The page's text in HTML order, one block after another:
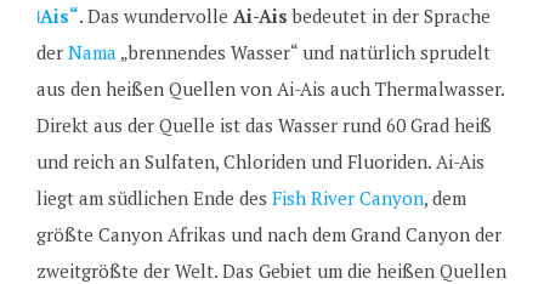
ǀAis“. Das wundervolle Ai-Ais bedeutet in der Sprache
der Nama „brennendes Wasser“ und natürlich sprudelt
aus den heißen Quellen von Ai-Ais auch Thermalwasser.
Direkt aus der Quelle ist das Wasser rund 60 Grad heiß
und reich an Sulfaten, Chloriden und Fluoriden. Ai-Ais
liegt am südlichen Ende des Fish River Canyon, dem
größte Canyon Afrikas und nach dem Grand Canyon der
zweitgrößte der Welt. Das Gebiet um die heißen Quellen